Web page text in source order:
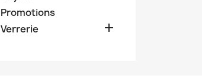
Promotions
Verrerie
